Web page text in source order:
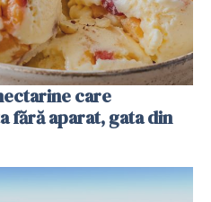
care
fără aparat, gata din